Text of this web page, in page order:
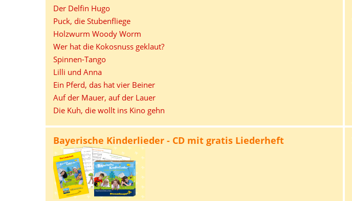
Der Delfin Hugo
Puck, die Stubenfliege
Holzwurm Woody Worm
Wer hat die Kokosnuss geklaut?
Spinnen-Tango
Lilli und Anna
Ein Pferd, das hat vier Beiner
Auf der Mauer, auf der Lauer
Die Kuh, die wollt ins Kino gehn
Bayerische Kinderlieder - CD mit gratis Liederheft